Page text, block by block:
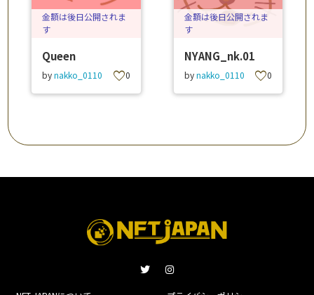
金額は後日公開されま
す
Queen
bynakko_0110 favorite0
金額は後日公開されま
す
NYANG_nk.01
bynakko_0110 favorite0